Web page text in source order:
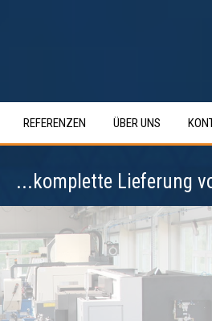
REFERENZEN ÜBER UNS
von